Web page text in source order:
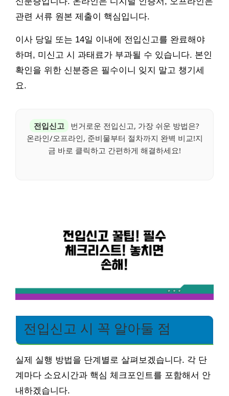
관련 서류 원본 제출이 핵심입니다.
이사 당일 또는 14일 이내에 전입신고를 완료해야
하며, 미신고 시 과태료가 부과될 수 있습니다. 본인
확인을 위한 신분증은 필수이니 잊지 말고 챙기세
요.
전입신고
번거로운 전입신고, 가장 쉬운 방법은?
온라인/오프라인, 준비물부터 절차까지 완벽 비교!지
금 바로 클릭하고 간편하게 해결하세요!
전입신고 시 꼭 알아둘 점
실제 실행 방법을 단계별로 살펴보겠습니다. 각 단
계마다 소요시간과 핵심 체크포인트를 포함해서 안
내하겠습니다.